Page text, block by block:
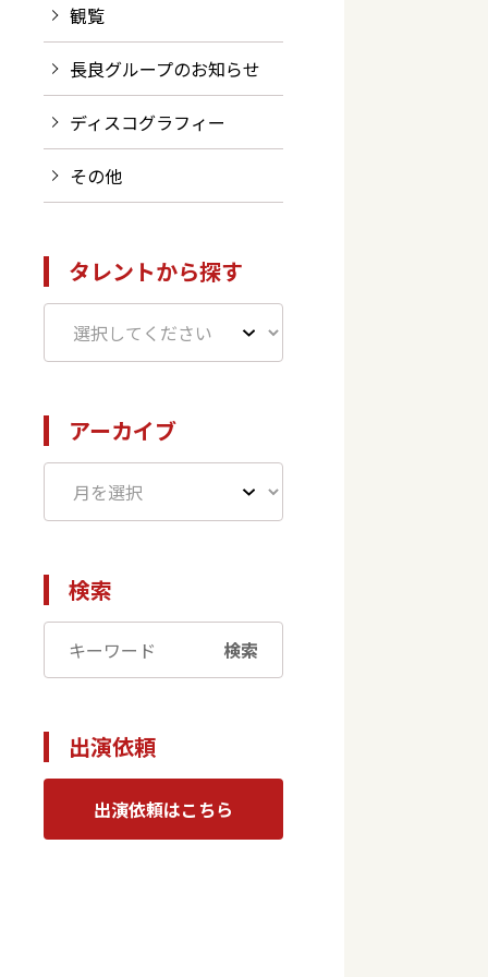
観覧
長良グループのお知らせ
ディスコグラフィー
その他
タレントから探す
アーカイブ
検索
検索
出演依頼
出演依頼はこちら